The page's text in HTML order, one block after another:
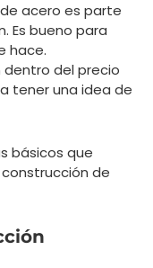
acero es parte
Es bueno para
hace.
dentro del precio
tener una idea de
básicos que
de